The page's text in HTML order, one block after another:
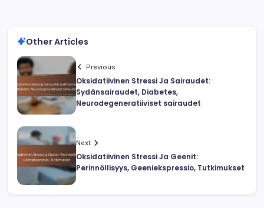
Other Articles
Previous
Oksidatiivinen Stressi Ja Sairaudet:
Sydänsairaudet, Diabetes,
Neurodegeneratiiviset sairaudet
Next
Oksidatiivinen Stressi Ja Geenit:
Perinnöllisyys, Geeniekspressio, Tutkimukset